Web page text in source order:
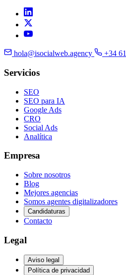
hola@isocialweb.agency +34
Servicios
SEO
SEO para IA
Google Ads
CRO
Social Ads
Analítica
Empresa
Sobre nosotros
Blog
Mejores agencias
Somos agentes digitalizadores
Candidaturas
Contacto
Legal
Aviso legal
Política de privacidad